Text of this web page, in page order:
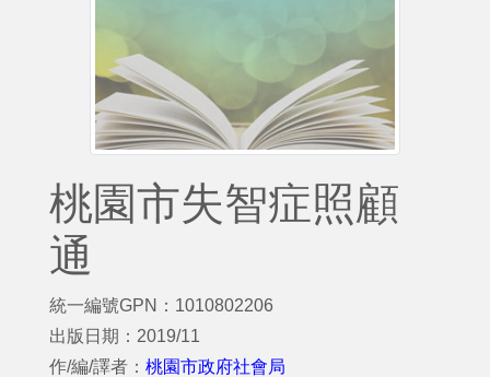
桃園市失智症照顧
通
統一編號GPN：1010802206
出版日期：2019/11
作/編/譯者： 桃園市政府社會局